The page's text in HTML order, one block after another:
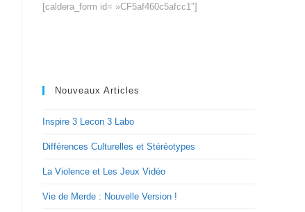
[caldera_form id= »CF5af460c5afcc1″]
Nouveaux Articles
Inspire 3 Lecon 3 Labo
Différences Culturelles et Stéréotypes
La Violence et Les Jeux Vidéo
Vie de Merde : Nouvelle Version !